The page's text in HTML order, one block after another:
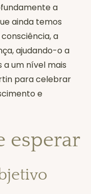
a
ainda temos
a
ajudando-o a
a um nível mais
para celebrar
e
esperar